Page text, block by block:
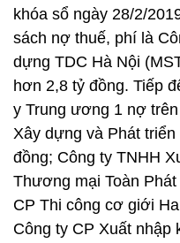
khóa sổ ngày 28/2/
sách nợ thuế, phí là
dựng TDC Hà Nội
hơn 2,8 tỷ đồng. Tiếp
y Trung ương 1 nợ
Xây dựng và Phát
đồng; Công ty TNHH
Thương mại Toàn
CP Thi công cơ giới
Công ty CP Xuất nhập